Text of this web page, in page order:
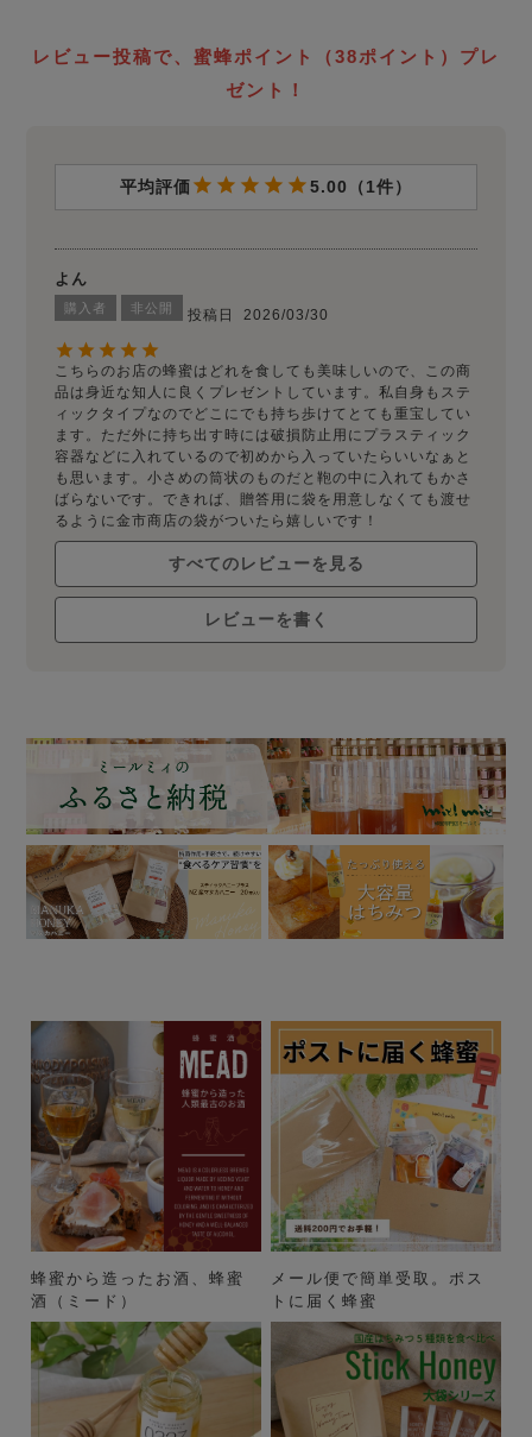
レビュー投稿で、蜜蜂ポイント（38ポイント）プレ
ゼント！
5.00 1
よん
購入者 非公開 投稿日 2026/03/30
こちらのお店の蜂蜜はどれを食しても美味しいので、この商
品は身近な知人に良くプレゼントしています。私自身もステ
ィックタイプなのでどこにでも持ち歩けてとても重宝してい
ます。ただ外に持ち出す時には破損防止用にプラスティック
容器などに入れているので初めから入っていたらいいなぁと
も思います。小さめの筒状のものだと鞄の中に入れてもかさ
ばらないです。できれば、贈答用に袋を用意しなくても渡せ
るように金市商店の袋がついたら嬉しいです！
すべてのレビューを見る
レビューを書く
蜂蜜から造ったお酒、蜂蜜
酒（ミード）
メール便で簡単受取。ポス
トに届く蜂蜜